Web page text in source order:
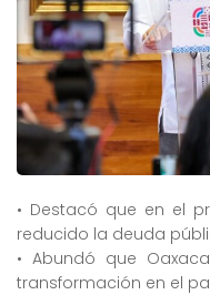
• Destacó que en el
reducido la deuda
• Abundó que
transformación en el